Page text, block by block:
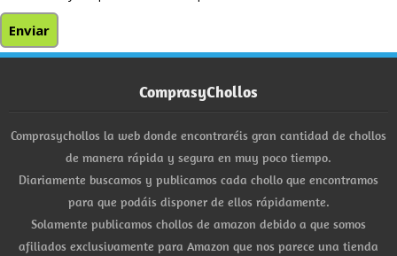
ComprasyChollos
Comprasychollos la web donde encontraréis gran cantidad de chollos
de manera rápida y segura en muy poco tiempo.
Diariamente buscamos y publicamos cada chollo que encontramos
para que podáis disponer de ellos rápidamente.
Solamente publicamos chollos de amazon debido a que somos
afiliados exclusivamente para Amazon que nos parece una tienda